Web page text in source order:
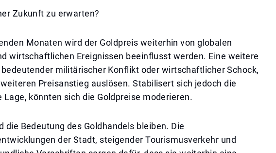
Zukunft zu erwarten?
Monaten wird der Goldpreis weiterhin von globalen
wirtschaftlichen Ereignissen beeinflusst werden. Eine weitere
militärischer Konflikt oder wirtschaftlicher Schock,
Preisanstieg auslösen. Stabilisert sich jedoch die
könnten sich die Goldpreise moderieren.
die Bedeutung des Goldhandels bleiben. Die
der Stadt, steigender Tourismusverkehr und